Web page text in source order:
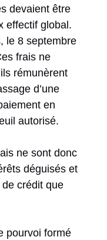
devaient être
effectif global.
le 8 septembre
frais ne
rémunèrent
d’une
en
autorisé.
ne sont donc
déguisés et
de crédit que
pourvoi formé